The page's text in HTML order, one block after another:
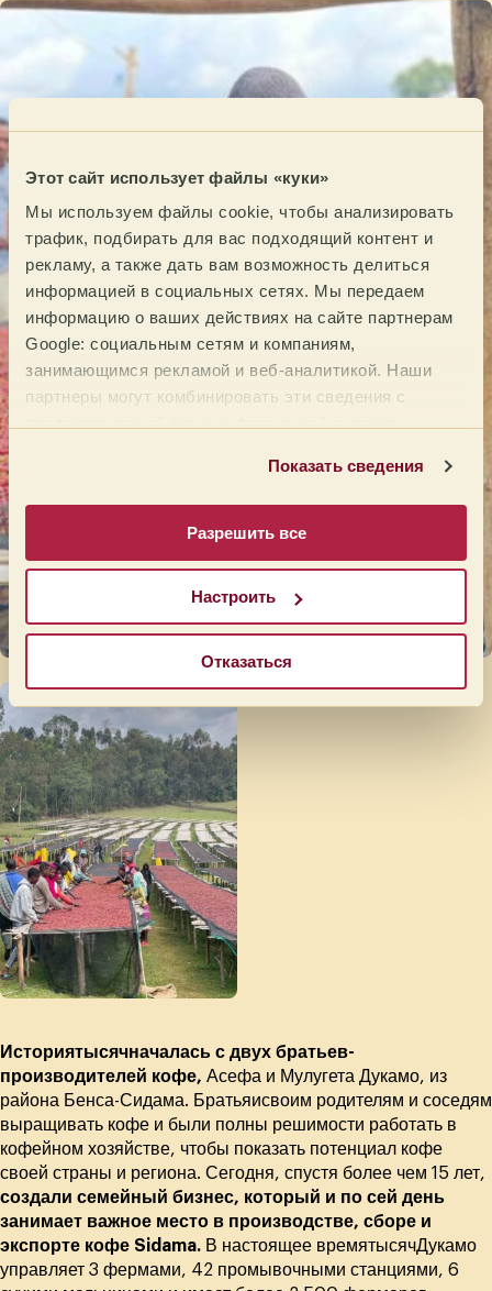
Этот сайт использует файлы «куки»
Мы используем файлы cookie, чтобы анализировать
трафик, подбирать для вас подходящий контент и
рекламу, а также дать вам возможность делиться
информацией в социальных сетях. Мы передаем
информацию о ваших действиях на сайте партнерам
Google: социальным сетям и компаниям,
занимающимся рекламой и веб-аналитикой. Наши
партнеры могут комбинировать эти сведения с
Показать сведения
Разрешить все
Настроить
Отказаться
Историятысячначалась с двух братьев-
производителей кофе, Асефа и Мулугета Дукамо, из
района Бенса-Сидама. Братьяисвоим родителям и соседям
выращивать кофе и были полны решимости работать в
кофейном хозяйстве, чтобы показать потенциал кофе
своей страны и региона. Сегодня, спустя более чем 15 лет,
создали семейный бизнес, который и по сей день
занимает важное место в производстве, сборе и
экспорте кофе Sidama. В настоящее времятысячДукамо
управляет 3 фермами, 42 промывочными станциями, 6